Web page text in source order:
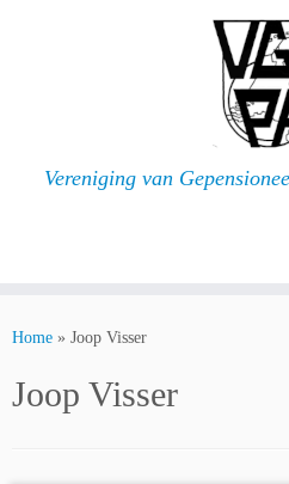
Vereniging van
Home » Joop Visser
Joop Visser